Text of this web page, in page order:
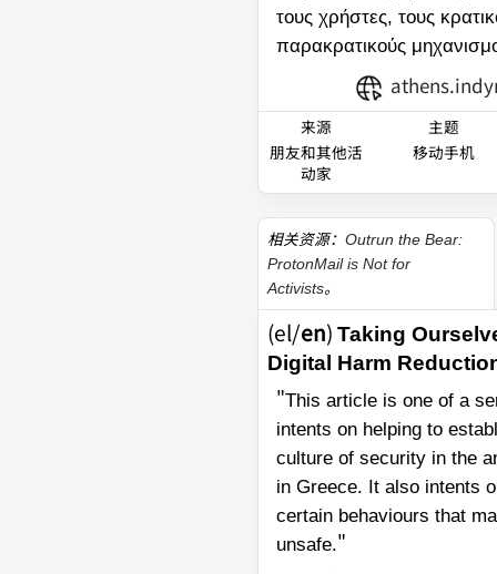
τους χρήστες, τους
παρακρατικούς
来源
朋友和其他活
动家
主题
移动手机
相关资源： Outrun the Bear:
ProtonMail is Not for
Activists。
(el/en) Taking
Digital Harm
"This article is one of a
intents on helping to
culture of security in the
in Greece. It also intents
certain behaviours that
unsafe."